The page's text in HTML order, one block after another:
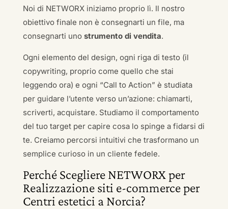
Noi di NETWORX iniziamo proprio lì. Il nostro
obiettivo finale non è consegnarti un file, ma
consegnarti uno strumento di vendita.
Ogni elemento del design, ogni riga di testo (il
copywriting, proprio come quello che stai
leggendo ora) e ogni “Call to Action” è studiata
per guidare l’utente verso un’azione: chiamarti,
scriverti, acquistare. Studiamo il comportamento
del tuo target per capire cosa lo spinge a fidarsi di
te. Creiamo percorsi intuitivi che trasformano un
semplice curioso in un cliente fedele.
Perché Scegliere NETWORX per
Realizzazione siti e-commerce per
Centri estetici a Norcia?